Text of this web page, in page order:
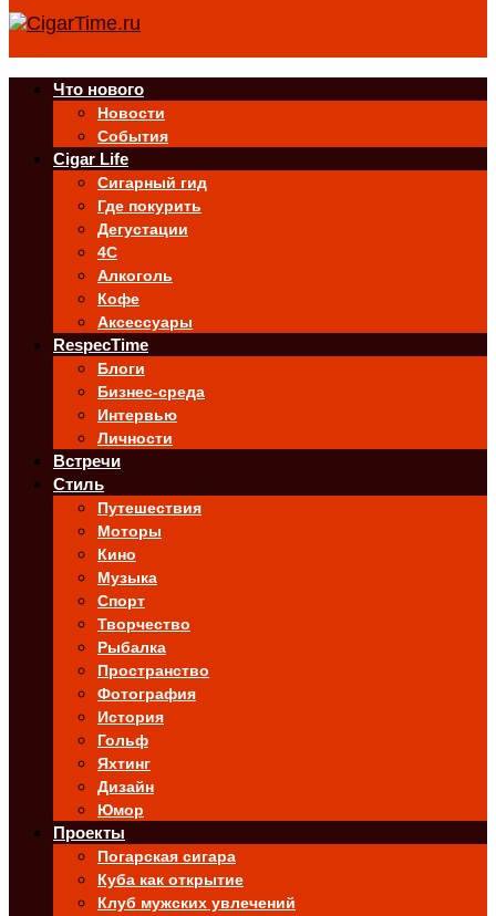
Что нового
Новости
События
Cigar Life
Сигарный гид
Где покурить
Дегустации
4C
Алкоголь
Кофе
Аксессуары
RespecTime
Блоги
Бизнес-среда
Интервью
Личности
Встречи
Стиль
Путешествия
Моторы
Кино
Музыка
Спорт
Творчество
Рыбалка
Пространство
Фотография
История
Гольф
Яхтинг
Дизайн
Юмор
Проекты
Погарская сигара
Куба как открытие
Клуб мужских увлечений